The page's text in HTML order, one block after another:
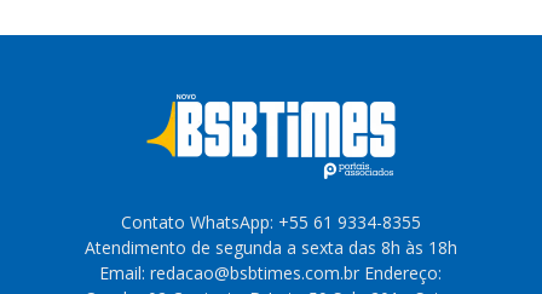
Contato WhatsApp: +55 61 9334-8355
Atendimento de segunda a sexta das 8h às 18h
Email: redacao@bsbtimes.com.br Endereço: